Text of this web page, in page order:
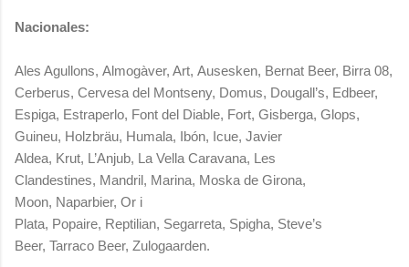
Nacionales:
Ales Agullons, Almogàver, Art, Ausesken, Bernat Beer, Birra 08,
Cerberus, Cervesa del Montseny, Domus, Dougall’s, Edbeer,
Espiga, Estraperlo, Font del Diable, Fort, Gisberga, Glops,
Guineu, Holzbräu, Humala, Ibón, Icue, Javier
Aldea, Krut, L’Anjub, La Vella Caravana, Les
Clandestines, Mandril, Marina, Moska de Girona,
Moon, Naparbier, Or i
Plata, Popaire, Reptilian, Segarreta, Spigha, Steve’s
Beer, Tarraco Beer, Zulogaarden.